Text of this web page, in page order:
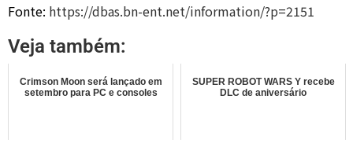
Fonte: https://dbas.bn-ent.net/information/?p=2151
Veja também:
Crimson Moon será lançado em
setembro para PC e consoles
SUPER ROBOT WARS Y recebe
DLC de aniversário